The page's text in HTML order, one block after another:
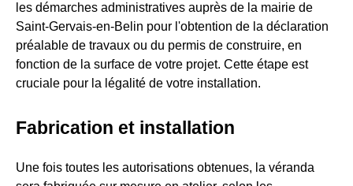
les démarches administratives auprès de la mairie de
Saint-Gervais-en-Belin pour l'obtention de la déclaration
préalable de travaux ou du permis de construire, en
fonction de la surface de votre projet. Cette étape est
cruciale pour la légalité de votre installation.
Fabrication et installation
Une fois toutes les autorisations obtenues, la véranda